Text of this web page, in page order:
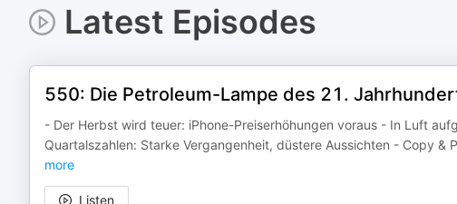
Latest Episodes
550: Die Petroleum-Lampe des 21.
- Der Herbst wird teuer: iPhone-Preiserhöhungen voraus - In Luft
Quartalszahlen: Starke Vergangenheit, düstere Aussichten - Copy &
more
Listen